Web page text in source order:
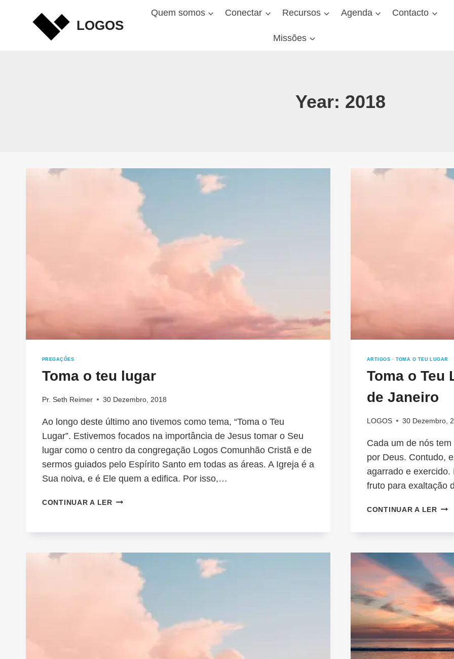
LOGOS
Quem somos Conectar Recursos Agenda Contacto
Missões
Year: 2018
PREGAÇÕES
Toma o teu lugar
Pr. Seth Reimer 30 Dezembro, 2018
Ao longo deste último ano tivemos como tema, “Toma o Teu
Lugar”. Estivemos focados na importância de Jesus tomar o Seu
lugar como o centro da congregação Logos Comunhão Cristã e de
sermos guiados pelo Espírito Santo em todas as áreas. A Igreja é a
Sua noiva, e é Ele quem a edifica. Por isso,…
CONTINUAR A LERTOMA
LUGAR
ARTIGOS · TOMA O TEU LUGAR
Toma o Teu
de Janeiro
LOGOS 30 Dezembro,
Cada um de nós
por Deus. Contudo,
agarrado e
fruto para exaltação
CONTINUAR A LER
30
DE
E
5
DE